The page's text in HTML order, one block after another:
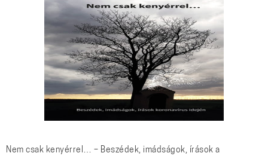
Nem csak kenyérrel… – Beszédek, imádságok, írások a